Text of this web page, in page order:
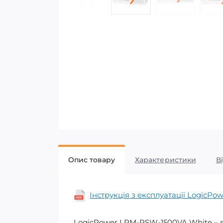
Опис товару Характеристики
Інструкція з експлуатації